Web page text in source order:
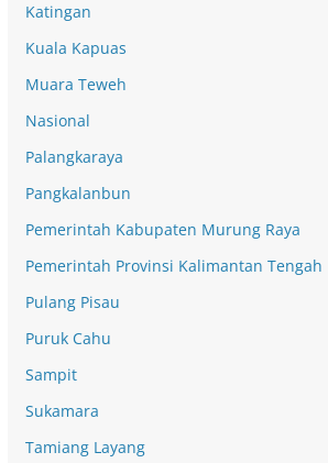
Katingan
Kuala Kapuas
Muara Teweh
Nasional
Palangkaraya
Pangkalanbun
Pemerintah Kabupaten Murung Raya
Pemerintah Provinsi Kalimantan Tengah
Pulang Pisau
Puruk Cahu
Sampit
Sukamara
Tamiang Layang